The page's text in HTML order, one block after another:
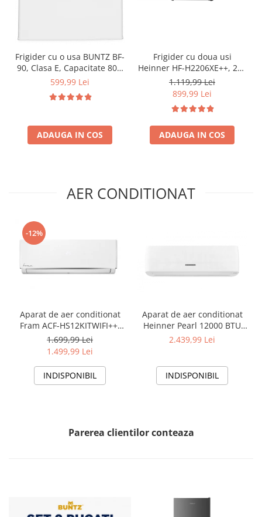
Frigider cu o usa BUNTZ BF-
90, Clasa E, Capacitate 80L,
Iluminare interioara,
cm, Alb
599,99 Lei
ADAUGA IN COS
Frigider cu doua usi
Heinner HF-H2206XE++, 206
l, Clasa E, lumina LED, 3
rafturi de sticla, H 143 cm,
Inox
1.119,99 Lei
899,99 Lei
ADAUGA IN COS
AER CONDITIONAT
-12%
Aparat de aer conditionat
Fram ACF-HS12KITWIFI++,
12000 BTU, Wifi, Kit
instalare inclus, Functie
Sleep, Clasa A++
1.699,99 Lei
1.499,99 Lei
INDISPONIBIL
Aparat de aer conditionat
Heinner Pearl 12000 BTU
Wi-Fi, Clasa A+++/A+++, AI
alb
2.439,99 Lei
INDISPONIBIL
Parerea clientilor conteaza